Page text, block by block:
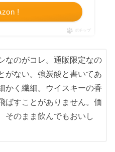
!
ポチップ
なのがコレ。通販限定なの
がない。強炭酸と書いてあ
かく繊細。ウイスキーの香
ばすことがありません。価
そのまま飲んでもおいし